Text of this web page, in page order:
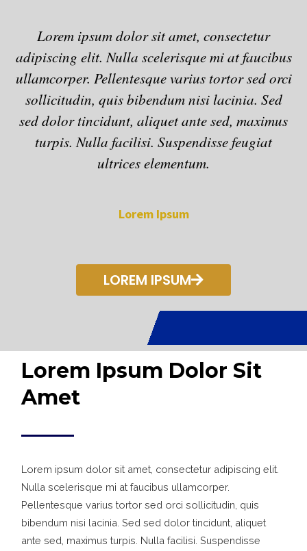
Lorem ipsum dolor sit amet, consectetur
adipiscing elit. Nulla scelerisque mi at faucibus
ullamcorper. Pellentesque varius tortor sed orci
sollicitudin, quis bibendum nisi lacinia. Sed
sed dolor tincidunt, aliquet ante sed, maximus
turpis. Nulla facilisi. Suspendisse feugiat
ultrices elementum.
Lorem Ipsum
LOREM IPSUM
Lorem Ipsum Dolor Sit
Amet
Lorem ipsum dolor sit amet, consectetur adipiscing elit.
Nulla scelerisque mi at faucibus ullamcorper.
Pellentesque varius tortor sed orci sollicitudin, quis
bibendum nisi lacinia. Sed sed dolor tincidunt, aliquet
ante sed, maximus turpis. Nulla facilisi. Suspendisse